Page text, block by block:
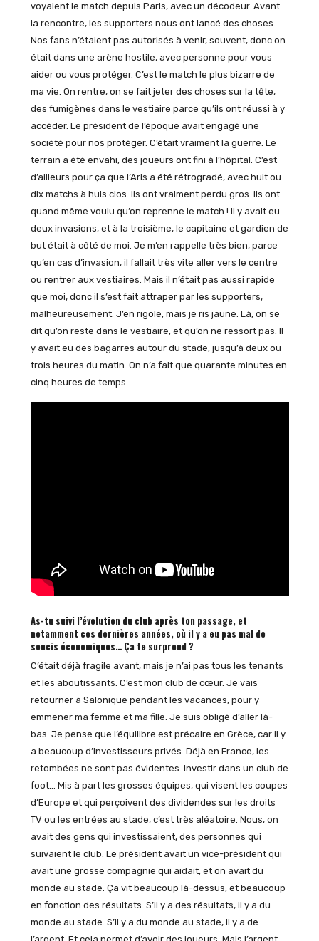
voyaient le match depuis Paris, avec un décodeur. Avant
la rencontre, les supporters nous ont lancé des choses.
Nos fans n’étaient pas autorisés à venir, souvent, donc on
était dans une arène hostile, avec personne pour vous
aider ou vous protéger. C’est le match le plus bizarre de
ma vie. On rentre, on se fait jeter des choses sur la tête,
des fumigènes dans le vestiaire parce qu’ils ont réussi à y
accéder. Le président de l’époque avait engagé une
société pour nos protéger. C’était vraiment la guerre. Le
terrain a été envahi, des joueurs ont fini à l’hôpital. C’est
d’ailleurs pour ça que l’Aris a été rétrogradé, avec huit ou
dix matchs à huis clos. Ils ont vraiment perdu gros. Ils ont
quand même voulu qu’on reprenne le match ! Il y avait eu
deux invasions, et à la troisième, le capitaine et gardien de
but était à côté de moi. Je m’en rappelle très bien, parce
qu’en cas d’invasion, il fallait très vite aller vers le centre
ou rentrer aux vestiaires. Mais il n’était pas aussi rapide
que moi, donc il s’est fait attraper par les supporters,
malheureusement. J’en rigole, mais je ris jaune. Là, on se
dit qu’on reste dans le vestiaire, et qu’on ne ressort pas. Il
y avait eu des bagarres autour du stade, jusqu’à deux ou
trois heures du matin. On n’a fait que quarante minutes en
cinq heures de temps.
As-tu suivi l’évolution du club après ton passage, et
notamment ces dernières années, où il y a eu pas mal de
soucis économiques… Ça te surprend ?
C’était déjà fragile avant, mais je n’ai pas tous les tenants
et les aboutissants. C’est mon club de cœur. Je vais
retourner à Salonique pendant les vacances, pour y
emmener ma femme et ma fille. Je suis obligé d’aller là-
bas. Je pense que l’équilibre est précaire en Grèce, car il y
a beaucoup d’investisseurs privés. Déjà en France, les
retombées ne sont pas évidentes. Investir dans un club de
foot… Mis à part les grosses équipes, qui visent les coupes
d’Europe et qui perçoivent des dividendes sur les droits
TV ou les entrées au stade, c’est très aléatoire. Nous, on
avait des gens qui investissaient, des personnes qui
suivaient le club. Le président avait un vice-président qui
avait une grosse compagnie qui aidait, et on avait du
monde au stade. Ça vit beaucoup là-dessus, et beaucoup
en fonction des résultats. S’il y a des résultats, il y a du
monde au stade. S’il y a du monde au stade, il y a de